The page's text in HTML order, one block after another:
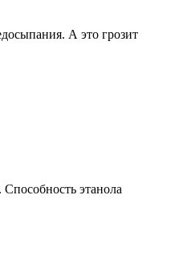
А это грозит
этанола